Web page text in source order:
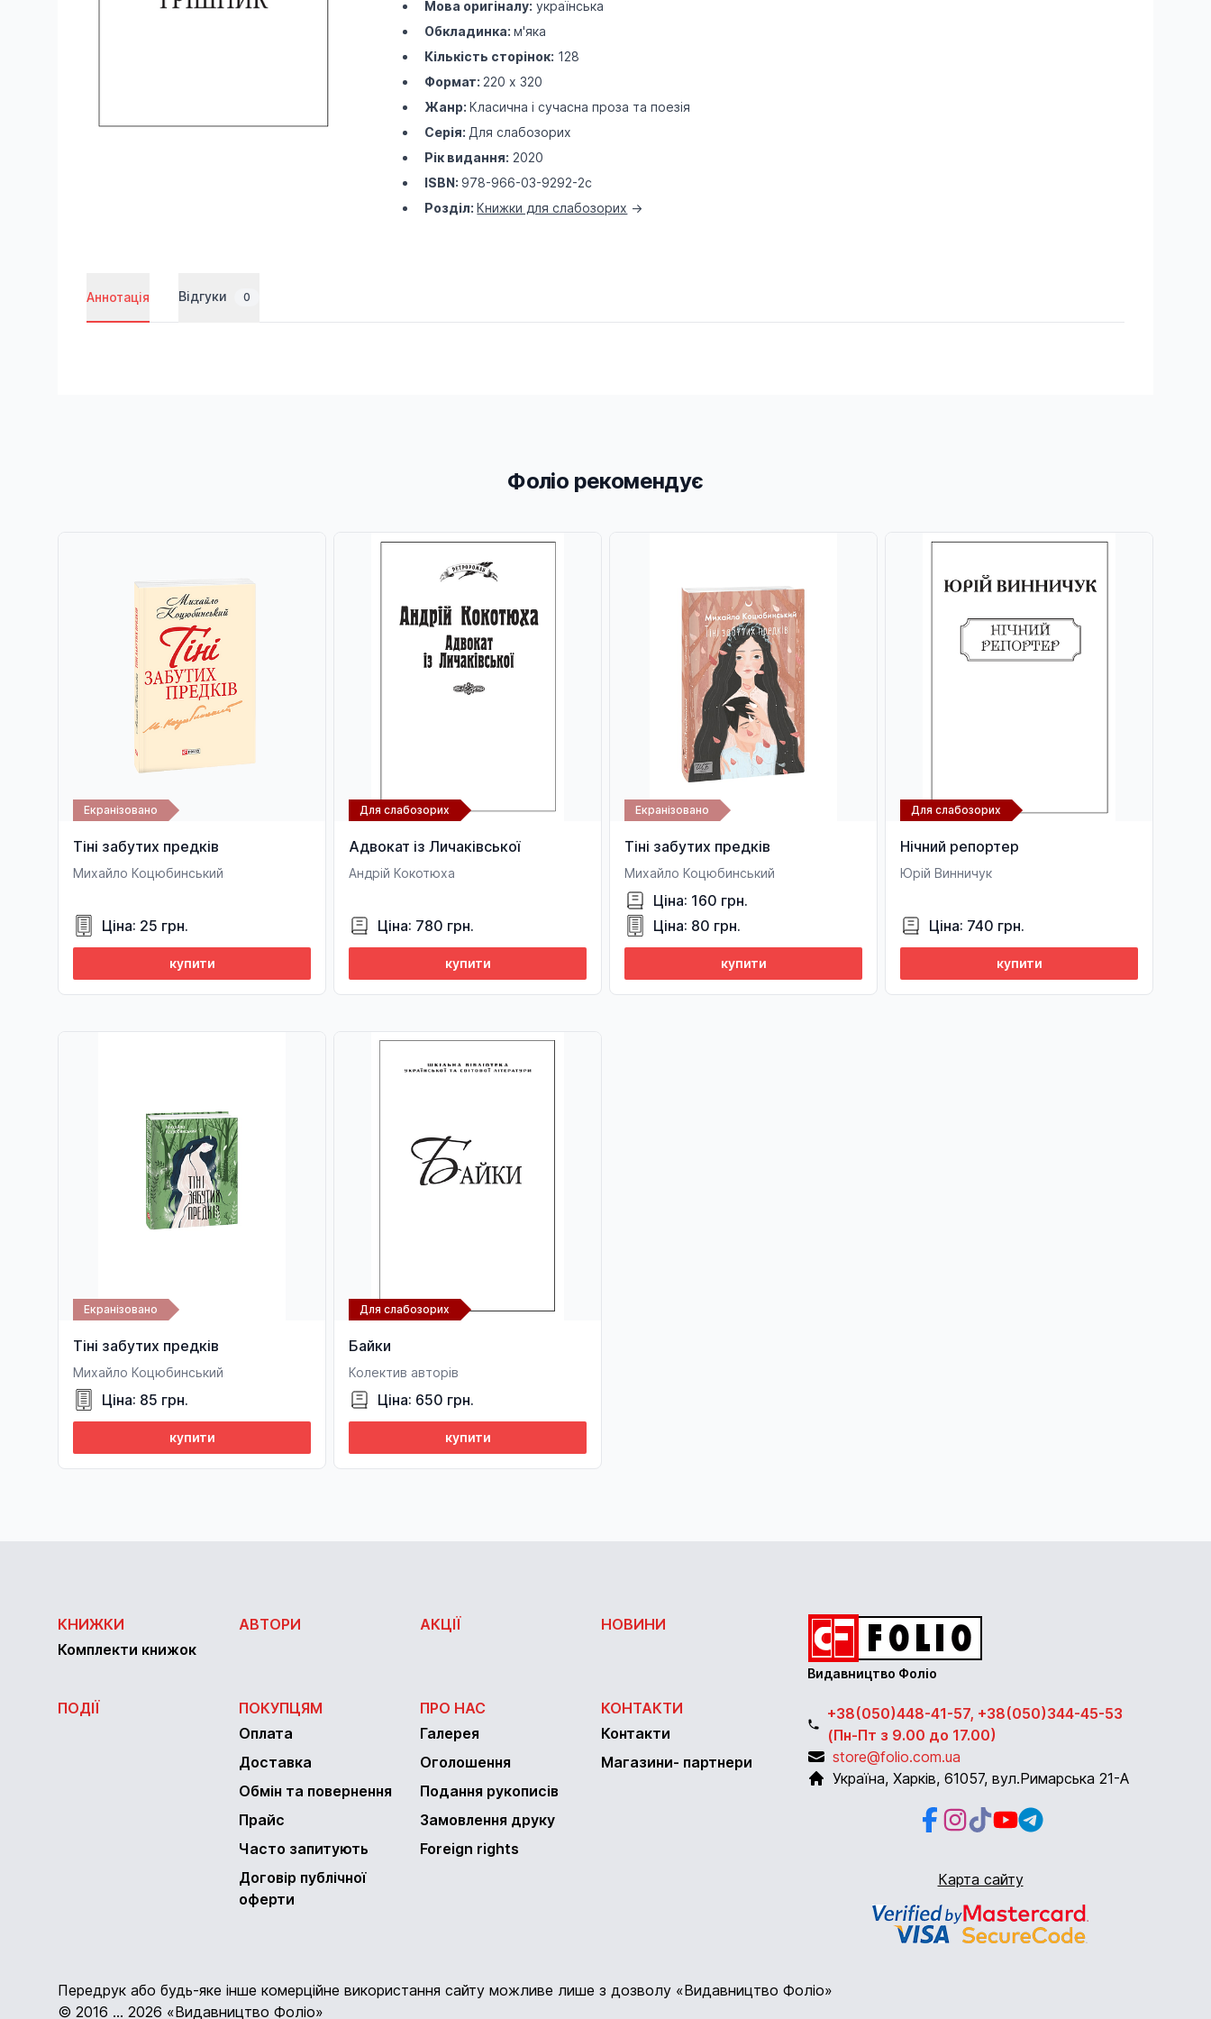
Мова оригіналу: українська
Обкладинка:м'яка
Кількість сторінок: 128
Формат: 220 х 320
Жанр:Класична і сучасна проза та поезія
Серія: Для слабозорих
Рік видання: 2020
ISBN:978-966-03-9292-2с
Розділ:Книжки для слабозорих ->
Аннотація Відгуки 0
Фоліо рекомендує
Екранізовано
Тіні забутих предків
Михайло Коцюбинський
Ціна: 25 грн.
купити
Для слабозорих
Адвокат із Личаківської
Андрій Кокотюха
Ціна: 780 грн.
купити
Екранізовано
Тіні забутих предків
Михайло Коцюбинський
Ціна: 160 грн.
Ціна: 80 грн.
купити
Для слабозорих
Нічний репортер
Юрій Винничук
Ціна: 740 грн.
купити
Екранізовано
Тіні забутих предків
Михайло Коцюбинський
Ціна: 85 грн.
купити
Для слабозорих
Байки
Колектив авторів
Ціна: 650 грн.
купити
КНИЖКИ
Комплекти книжок
АВТОРИ АКЦІЇ НОВИНИ
ПОДІЇ
ПОКУПЦЯМ
Оплата
Доставка
Обмін та повернення
Прайс
Часто запитують
Договір публічної
оферти
ПРО НАС
Галерея
Оголошення
Подання рукописів
Замовлення друку
Foreign rights
КОНТАКТИ
Контакти
Магазини- партнери
Видавництво Фоліо
+38(050)448-41-57, +38(050)344-45-53
(Пн-Пт з 9.00 до 17.00)
store@folio.com.ua
Україна, Харків, 61057, вул.Римарська 21-А
Facebook
Instagram
Instagram
YoutubeTelegram
Карта сайту
Передрук або будь-яке інше комерційне використання сайту можливе лише з дозволу «Видавництво Фоліо»
© 2016 ... 2026 «Видавництво Фоліо»